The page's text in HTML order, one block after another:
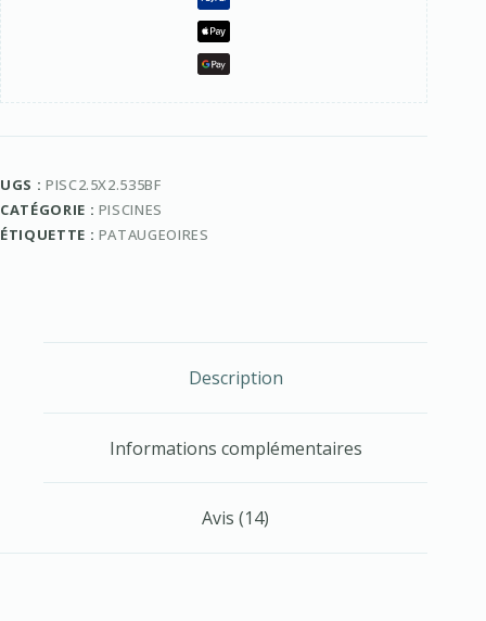
UGS : PISC2.5X2.535BF
CATÉGORIE : PISCINES
ÉTIQUETTE : PATAUGEOIRES
Description
Informations complémentaires
Avis (14)